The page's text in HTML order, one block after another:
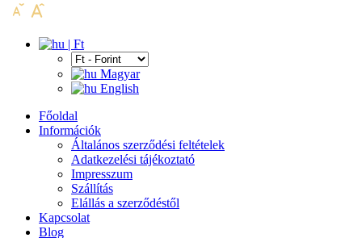
| Ft
Magyar
English
Főoldal
Információk
Általános szerződési feltételek
Adatkezelési tájékoztató
Impresszum
Szállítás
Elállás a szerződéstől
Kapcsolat
Blog